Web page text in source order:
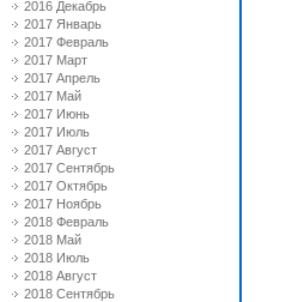
2016 Декабрь
2017 Январь
2017 Февраль
2017 Март
2017 Апрель
2017 Май
2017 Июнь
2017 Июль
2017 Август
2017 Сентябрь
2017 Октябрь
2017 Ноябрь
2018 Февраль
2018 Май
2018 Июль
2018 Август
2018 Сентябрь